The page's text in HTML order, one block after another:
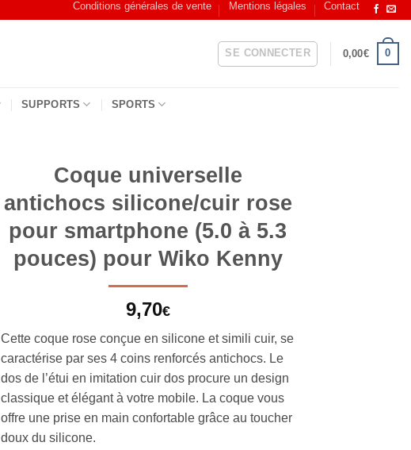
Conditions générales de vente Mentions légales Contact
SE CONNECTER 0,00€ 0
SUPPORTS SPORTS
Coque universelle
antichocs silicone/cuir rose
pour smartphone (5.0 à 5.3
pouces) pour Wiko Kenny
9,70€
Cette coque rose conçue en silicone et simili cuir, se
caractérise par ses 4 coins renforcés antichocs. Le
dos de l’étui en imitation cuir dos procure un design
classique et élégant à votre mobile. La coque vous
offre une prise en main confortable grâce au toucher
doux du silicone.